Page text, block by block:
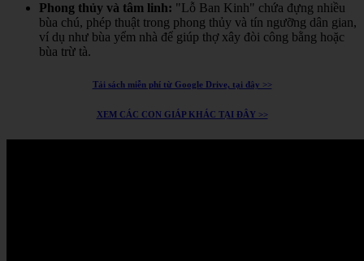
Phong thủy và tâm linh: "Lỗ Ban Kinh" chứa đựng nhiều
bùa chú, phép thuật trong phong thủy và tín ngưỡng dân gian,
ví dụ như bùa yểm nhà để giúp thợ xây đòi công bằng hoặc
bùa trừ tà.
Tải sách miễn phí từ Google Drive, tại đây >>
XEM CÁC CON GIÁP KHÁC TẠI ĐÂY >>